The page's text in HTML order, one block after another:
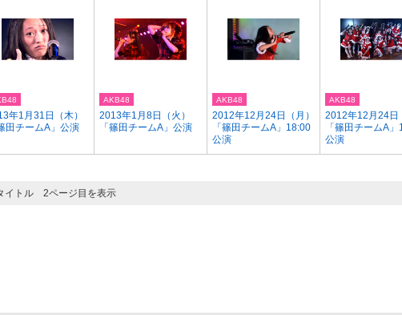
年1月31日（木）
田チームA」公演
2013年1月8日（火）
「篠田チームA」公演
AKB48
2012年12月24日（月）
「篠田チームA」18:00
公演
AKB48
2012年12月24日
「篠田チームA
公演
AKB48
イトル 2ページ目を表示